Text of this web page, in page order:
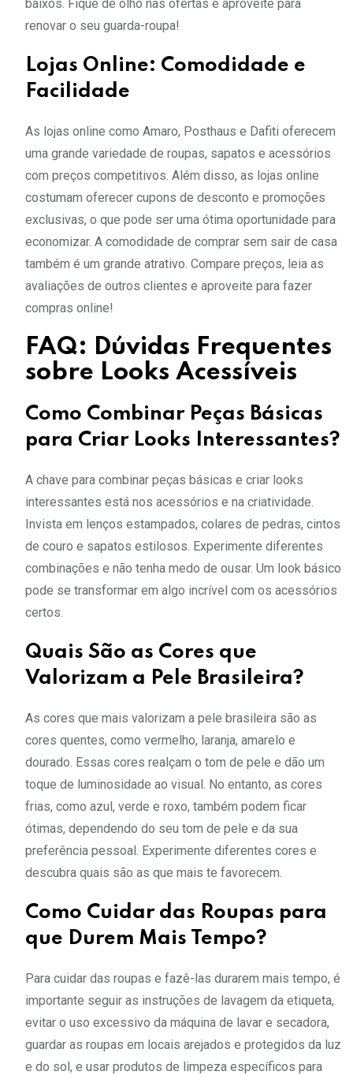
baixos. Fique de olho nas ofertas e aproveite para
renovar o seu guarda-roupa!
Lojas Online: Comodidade e
Facilidade
As lojas online como Amaro, Posthaus e Dafiti oferecem
uma grande variedade de roupas, sapatos e acessórios
com preços competitivos. Além disso, as lojas online
costumam oferecer cupons de desconto e promoções
exclusivas, o que pode ser uma ótima oportunidade para
economizar. A comodidade de comprar sem sair de casa
também é um grande atrativo. Compare preços, leia as
avaliações de outros clientes e aproveite para fazer
compras online!
FAQ: Dúvidas Frequentes
sobre Looks Acessíveis
Como Combinar Peças Básicas
para Criar Looks Interessantes?
A chave para combinar peças básicas e criar looks
interessantes está nos acessórios e na criatividade.
Invista em lenços estampados, colares de pedras, cintos
de couro e sapatos estilosos. Experimente diferentes
combinações e não tenha medo de ousar. Um look básico
pode se transformar em algo incrível com os acessórios
certos.
Quais São as Cores que
Valorizam a Pele Brasileira?
As cores que mais valorizam a pele brasileira são as
cores quentes, como vermelho, laranja, amarelo e
dourado. Essas cores realçam o tom de pele e dão um
toque de luminosidade ao visual. No entanto, as cores
frias, como azul, verde e roxo, também podem ficar
ótimas, dependendo do seu tom de pele e da sua
preferência pessoal. Experimente diferentes cores e
descubra quais são as que mais te favorecem.
Como Cuidar das Roupas para
que Durem Mais Tempo?
Para cuidar das roupas e fazê-las durarem mais tempo, é
importante seguir as instruções de lavagem da etiqueta,
evitar o uso excessivo da máquina de lavar e secadora,
guardar as roupas em locais arejados e protegidos da luz
e do sol, e usar produtos de limpeza específicos para